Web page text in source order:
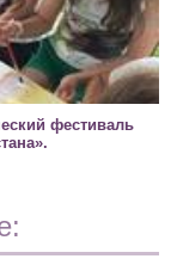
фестиваль